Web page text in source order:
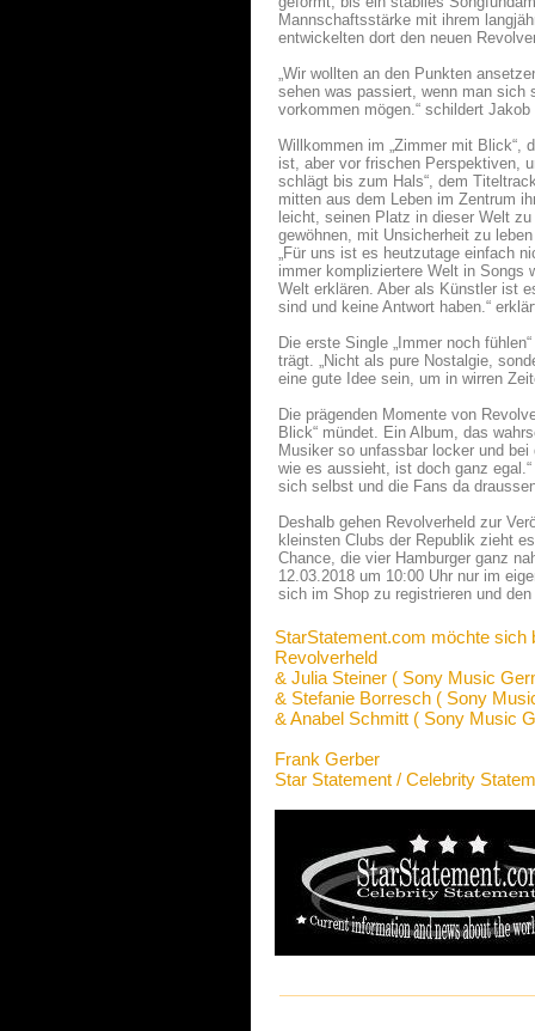
Mannschaftsstärke mit ihrem
entwickelten dort den neuen
„Wir wollten an den Punkten
sehen was passiert, wenn man sich
vorkommen mögen.“ schildert
Willkommen im „Zimmer mit Blick“,
ist, aber vor frischen Perspektiven,
schlägt bis zum Hals“, dem
mitten aus dem Leben im Zentrum
leicht, seinen Platz in dieser Welt
gewöhnen, mit Unsicherheit zu
„Für uns ist es heutzutage einfach
immer kompliziertere Welt in Songs
Welt erklären. Aber als Künstler ist
sind und keine Antwort haben.“
Die erste Single „Immer noch
trägt. „Nicht als pure Nostalgie,
eine gute Idee sein, um in wirren
Die prägenden Momente von
Blick“ mündet. Ein Album, das
Musiker so unfassbar locker und
wie es aussieht, ist doch ganz
sich selbst und die Fans da
Deshalb gehen Revolverheld zur
kleinsten Clubs der Republik zieht
Chance, die vier Hamburger ganz
12.03.2018 um 10:00 Uhr nur im
sich im Shop zu registrieren und
StarStatement.com möchte sich
Revolverheld
& Julia Steiner ( Sony Music
& Stefanie Borresch ( Sony
& Anabel Schmitt ( Sony Music
Frank Gerber
Star Statement / Celebrity